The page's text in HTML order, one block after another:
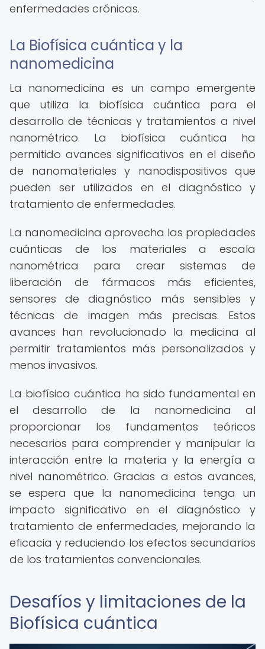
enfermedades crónicas.
La Biofísica cuántica y la
nanomedicina
La nanomedicina es un campo emergente
que utiliza la biofísica cuántica para el
desarrollo de técnicas y tratamientos a nivel
nanométrico. La biofísica cuántica ha
permitido avances significativos en el diseño
de nanomateriales y nanodispositivos que
pueden ser utilizados en el diagnóstico y
tratamiento de enfermedades.
La nanomedicina aprovecha las propiedades
cuánticas de los materiales a escala
nanométrica para crear sistemas de
liberación de fármacos más eficientes,
sensores de diagnóstico más sensibles y
técnicas de imagen más precisas. Estos
avances han revolucionado la medicina al
permitir tratamientos más personalizados y
menos invasivos.
La biofísica cuántica ha sido fundamental en
el desarrollo de la nanomedicina al
proporcionar los fundamentos teóricos
necesarios para comprender y manipular la
interacción entre la materia y la energía a
nivel nanométrico. Gracias a estos avances,
se espera que la nanomedicina tenga un
impacto significativo en el diagnóstico y
tratamiento de enfermedades, mejorando la
eficacia y reduciendo los efectos secundarios
de los tratamientos convencionales.
Desafíos y limitaciones de la
Biofísica cuántica